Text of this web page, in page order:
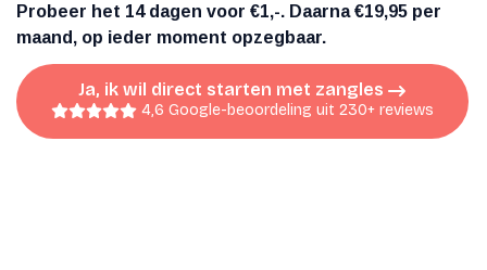
Probeer het 14 dagen voor €1,-. Daarna €19,95 per
maand, op ieder moment opzegbaar.
Ja, ik wil direct starten met zangles
4,6 Google-beoordeling uit 230+ reviews